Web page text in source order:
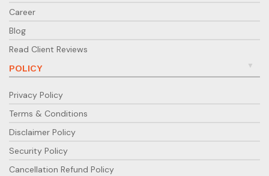
Career
Blog
Read Client Reviews
POLICY
Privacy Policy
Terms & Conditions
Disclaimer Policy
Security Policy
Cancellation Refund Policy